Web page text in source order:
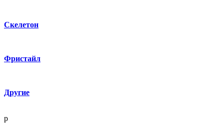
Скелетон
Фристайл
Другие
p